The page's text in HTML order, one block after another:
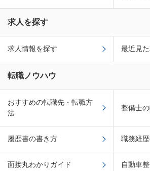
求人を探す
求人情報を探す 最近見
転職ノウハウ
おすすめの転職先・転職方
法
整備士
履歴書の書き方 職務経
面接丸わかりガイド 自動車